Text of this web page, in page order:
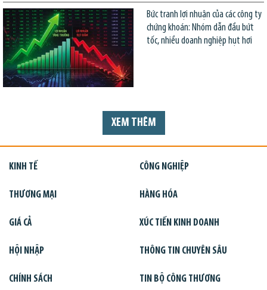
Bức tranh lợi nhuận của các công ty
chứng khoán: Nhóm dẫn đầu bứt
tốc, nhiều doanh nghiệp hụt hơi
XEM THÊM
KINH TẾ CÔNG NGHIỆP
THƯƠNG MẠI HÀNG HÓA
GIÁ CẢ XÚC TIẾN KINH DOANH
HỘI NHẬP THÔNG TIN CHUYÊN SÂU
CHÍNH SÁCH TIN BỘ CÔNG THƯƠNG